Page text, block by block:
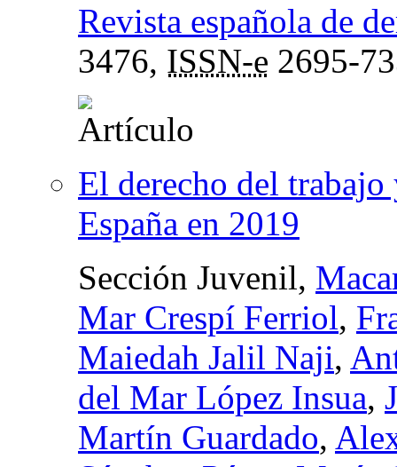
Revista española de
3476, ISSN-e 2695-
El derecho del
España en 2019
Sección Juvenil,
Mar Crespí Ferriol,
Maiedah Jalil Naji,
del Mar López Insua,
Martín Guardado,